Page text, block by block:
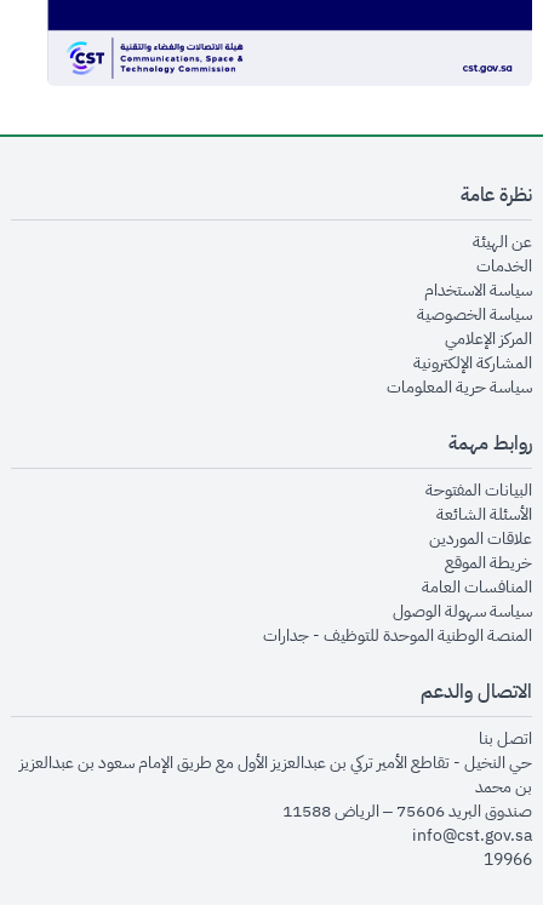
نظرة عامة
عن الهيئةopens in new window
الخدماتopens in new window
سياسة الاستخدام
سياسة الخصوصيةopens in new window
المركز الإعلاميopens in new window
المشاركة الإلكترونيةopens in new window
سياسة حرية المعلوماتopens in new window
روابط مهمة
البيانات المفتوحةopens in new window
الأسئلة الشائعةopens in new window
علاقات الموردينopens in new window
خريطة الموقعopens in new window
المنافسات العامةopens in new window
سياسة سهولة الوصولopens in new window
المنصة الوطنية الموحدة للتوظيف - جداراتopens in new window
الاتصال والدعم
اتصل بنا
حي النخيل - تقاطع الأمير تركي بن عبدالعزيز الأول مع طريق الإمام سعود بن عبدالعزيز
بن محمد
صندوق البريد 75606 – الرياض 11588
info@cst.gov.sa
19966